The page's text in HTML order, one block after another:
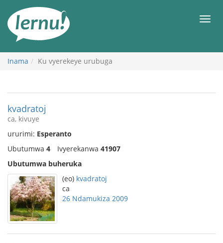
rupapuro
rw'ibirimwo
Inama Ku vyerekeye urubuga
kvadratoj
ca, kivuye
ururimi: Esperanto
Ubutumwa 4 Ivyerekanwa 41907
Ubutumwa buheruka
(eo) kvadratoj
ca
26 Ndamukiza 2009